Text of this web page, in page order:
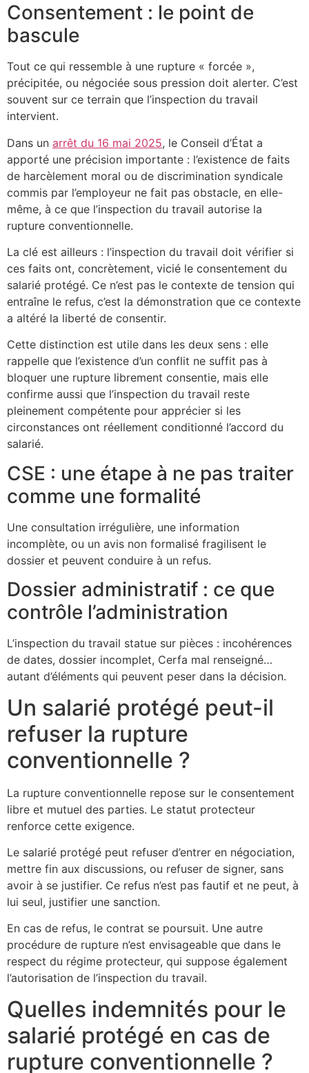
Consentement : le point de
bascule
Tout ce qui ressemble à une rupture « forcée »,
précipitée, ou négociée sous pression doit alerter. C’est
souvent sur ce terrain que l’inspection du travail
intervient.
Dans un arrêt du 16 mai 2025, le Conseil d’État a
apporté une précision importante : l’existence de faits
de harcèlement moral ou de discrimination syndicale
commis par l’employeur ne fait pas obstacle, en elle-
même, à ce que l’inspection du travail autorise la
rupture conventionnelle.
La clé est ailleurs : l’inspection du travail doit vérifier si
ces faits ont, concrètement, vicié le consentement du
salarié protégé. Ce n’est pas le contexte de tension qui
entraîne le refus, c’est la démonstration que ce contexte
a altéré la liberté de consentir.
Cette distinction est utile dans les deux sens : elle
rappelle que l’existence d’un conflit ne suffit pas à
bloquer une rupture librement consentie, mais elle
confirme aussi que l’inspection du travail reste
pleinement compétente pour apprécier si les
circonstances ont réellement conditionné l’accord du
salarié.
CSE : une étape à ne pas traiter
comme une formalité
Une consultation irrégulière, une information
incomplète, ou un avis non formalisé fragilisent le
dossier et peuvent conduire à un refus.
Dossier administratif : ce que
contrôle l’administration
L’inspection du travail statue sur pièces : incohérences
de dates, dossier incomplet, Cerfa mal renseigné…
autant d’éléments qui peuvent peser dans la décision.
Un salarié protégé peut-il
refuser la rupture
conventionnelle ?
La rupture conventionnelle repose sur le consentement
libre et mutuel des parties. Le statut protecteur
renforce cette exigence.
Le salarié protégé peut refuser d’entrer en négociation,
mettre fin aux discussions, ou refuser de signer, sans
avoir à se justifier. Ce refus n’est pas fautif et ne peut, à
lui seul, justifier une sanction.
En cas de refus, le contrat se poursuit. Une autre
procédure de rupture n’est envisageable que dans le
respect du régime protecteur, qui suppose également
l’autorisation de l’inspection du travail.
Quelles indemnités pour le
salarié protégé en cas de
rupture conventionnelle ?